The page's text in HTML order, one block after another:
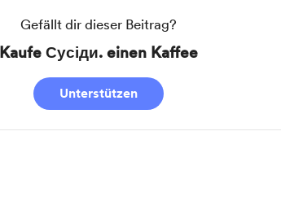
Gefällt dir dieser Beitrag?
Kaufe Сусіди. einen Kaffee
Unterstützen